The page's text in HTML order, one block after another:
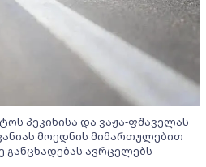
პეკინისა და ვაჟა-ფშაველას
მოედნის მიმართულებით
განცხადებას ავრცელებს